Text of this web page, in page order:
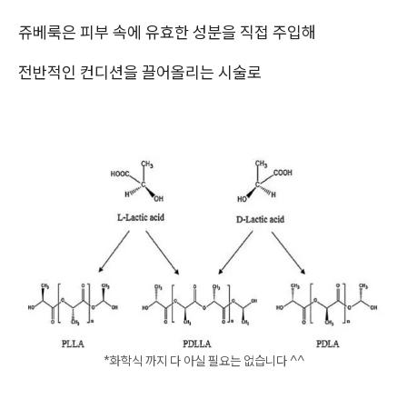
쥬베룩은 피부 속에 유효한 성분을 직접 주입해
전반적인 컨디션을 끌어올리는 시술로
*화학식 까지 다 아실 필요는 없습니다 ^^